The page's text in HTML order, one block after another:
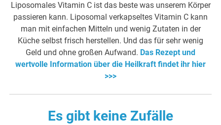
Liposomales Vitamin C ist das beste was unserem Körper
passieren kann. Liposomal verkapseltes Vitamin C kann
man mit einfachen Mitteln und wenig Zutaten in der
Küche selbst frisch herstellen. Und das für sehr wenig
Geld und ohne großen Aufwand. Das Rezept und
wertvolle Information über die Heilkraft findet ihr hier
>>>
Es gibt keine Zufälle